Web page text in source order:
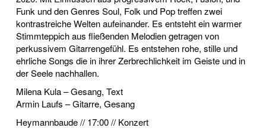
Funk und den Genres Soul, Folk und Pop treffen zwei
kontrastreiche Welten aufeinander. Es entsteht ein warmer
Stimmteppich aus fließenden Melodien getragen von
perkussivem Gitarrengefühl. Es entstehen rohe, stille und
ehrliche Songs die in ihrer Zerbrechlichkeit im Geiste und in
der Seele nachhallen.
Milena Kula – Gesang, Text
Armin Laufs – Gitarre, Gesang
Heymannbaude // 17:00 // Konzert